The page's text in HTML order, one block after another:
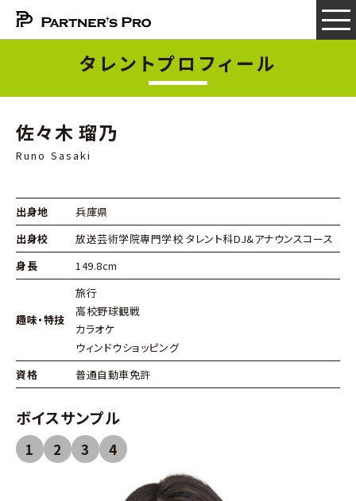
タレントプロフィール
佐々木 瑠乃
Runo Sasaki
出身地
兵庫県
出身校
放送芸術学院専門学校 タレント科DJ&アナウンスコース
身長
149.8cm
趣味・特技
旅行
高校野球観戦
カラオケ
ウィンドウショッピング
資格
普通自動車免許
ボイスサンプル
1 2 3 4